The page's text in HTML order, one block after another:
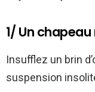
1/ Un
Insufflez un brin
suspension